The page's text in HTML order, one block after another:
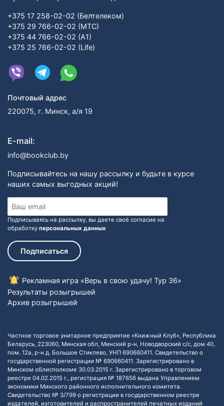
+375 17 258-02-02 (Белтелеком)
+375 29 766-02-02 (МТС)
+375 44 766-02-02 (А1)
+375 25 766-02-02 (Life)
Почтовый адрес
220075, г. Минск, а/я 19
E-mail:
info@bookclub.by
Подписывайтесь на нашу рассылку и будьте в курсе
наших самых выгодных акций!
Подписываясь на рассылку, вы даете своё согласие на
обработку персональных данных
Подписаться
Рекламная игра «Верь в свою удачу! Тур 36»
Результаты розыгрышей
Архив розыгрышей
Частное торговое унитарное предприятие «Книжный Клуб», Республика
Беларусь, 223060, Минская обл, Минский р-н, Новодворский с/с, дом 40,
пом. 12а, р-н д. Большое Стиклево, УНП 690660411. Свидетельство о
государственной регистрации № 690660411. Зарегистрировано в
Минском облисполкоме 30.03.2015 г. Зарегистрировано в торговом
реестре 04.02.2015 г., регистрация № 187656 выдана Управлением
экономики Минского районного исполнительного комитета.
Свидетельство № 3/799 о регистрации в государственном реестре
издателей, изготовителей и распространителей печатных изданий